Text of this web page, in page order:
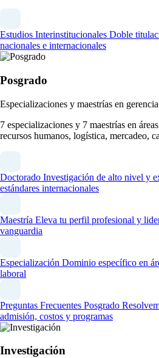
Estudios Interinstitucionales Doble
nacionales e internacionales
Posgrado
Especializaciones y maestrías en gerencia
7 especializaciones y 7 maestrías en
recursos humanos, logística, mercadeo,
Doctorado Investigación de alto nivel y
estándares internacionales
Maestría Eleva tu perfil profesional y
vanguardia
Especialización Dominio específico en
laboral
Preguntas Frecuentes Posgrado
admisión, costos y programas
Investigación